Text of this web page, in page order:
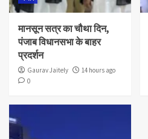
मानसून सत्र का चौथा दिन,
पंजाब विधानसभा के बाहर
प्रदर्शन
Gaurav Jaitely
14 hours ago
0